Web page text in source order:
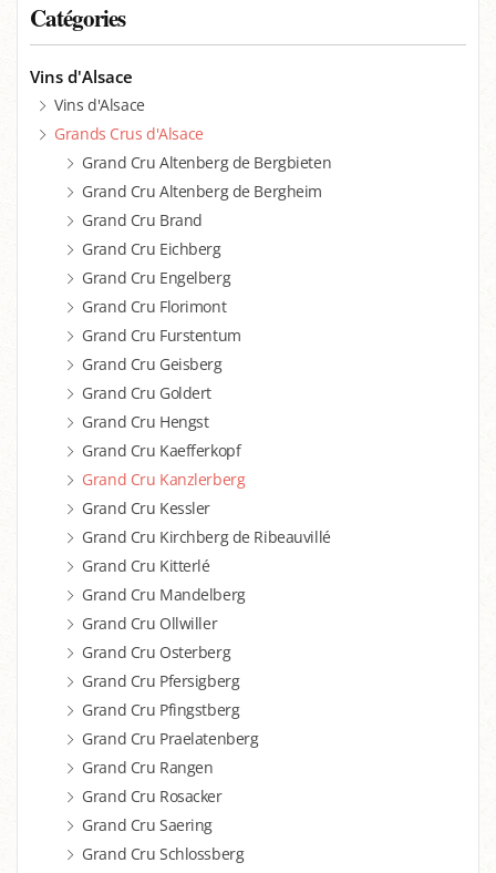
Catégories
Vins d'Alsace
Vins d'Alsace
Grands Crus d'Alsace
Grand Cru Altenberg de Bergbieten
Grand Cru Altenberg de Bergheim
Grand Cru Brand
Grand Cru Eichberg
Grand Cru Engelberg
Grand Cru Florimont
Grand Cru Furstentum
Grand Cru Geisberg
Grand Cru Goldert
Grand Cru Hengst
Grand Cru Kaefferkopf
Grand Cru Kanzlerberg
Grand Cru Kessler
Grand Cru Kirchberg de Ribeauvillé
Grand Cru Kitterlé
Grand Cru Mandelberg
Grand Cru Ollwiller
Grand Cru Osterberg
Grand Cru Pfersigberg
Grand Cru Pfingstberg
Grand Cru Praelatenberg
Grand Cru Rangen
Grand Cru Rosacker
Grand Cru Saering
Grand Cru Schlossberg